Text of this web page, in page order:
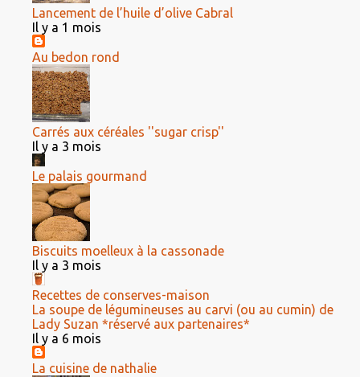
Lancement de l’huile d’olive Cabral
Il y a 1 mois
Au bedon rond
Carrés aux céréales ''sugar crisp''
Il y a 3 mois
Le palais gourmand
Biscuits moelleux à la cassonade
Il y a 3 mois
Recettes de conserves-maison
La soupe de légumineuses au carvi (ou au cumin) de
Lady Suzan *réservé aux partenaires*
Il y a 6 mois
La cuisine de nathalie